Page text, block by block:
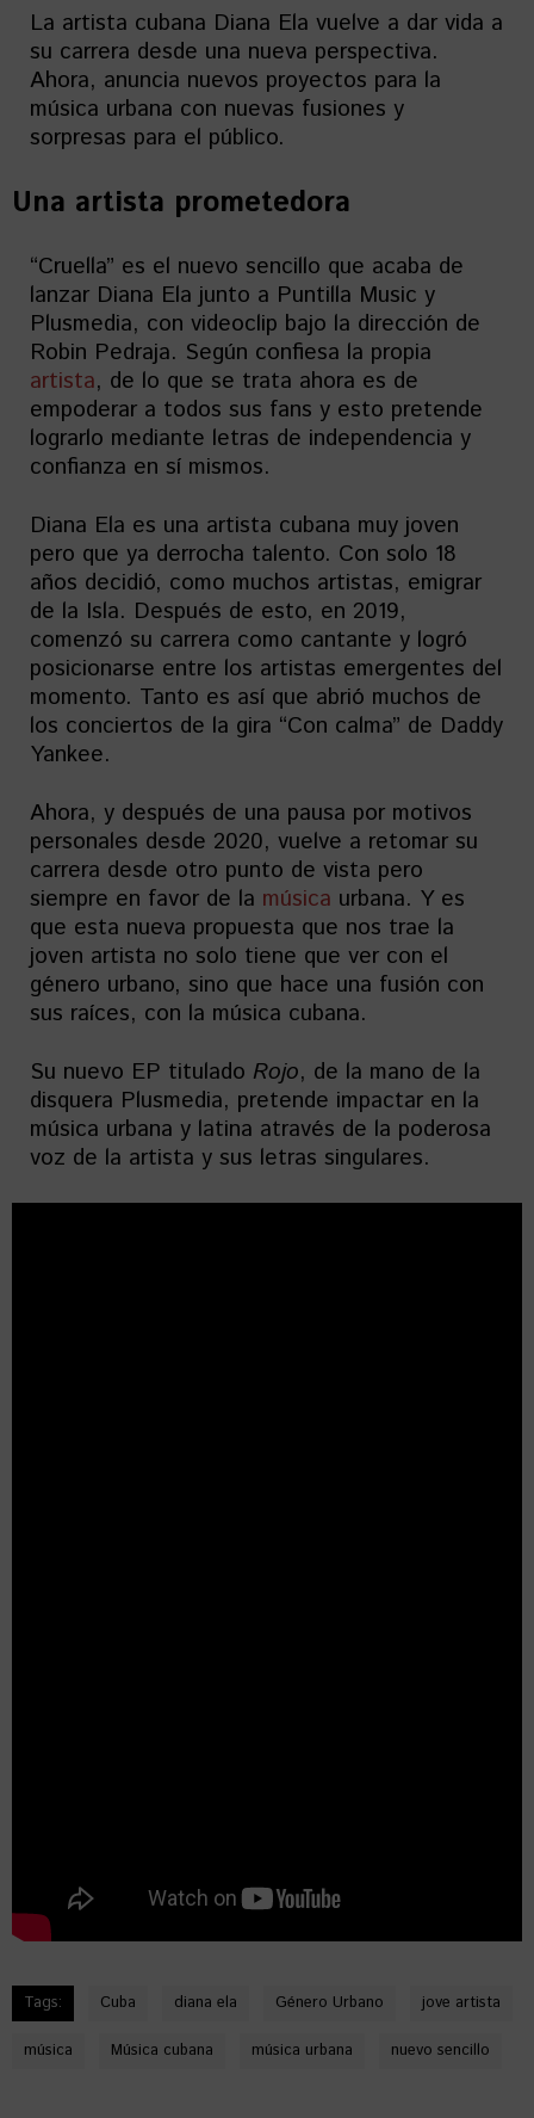
La artista cubana Diana Ela vuelve a dar vida a
su carrera desde una nueva perspectiva.
Ahora, anuncia nuevos proyectos para la
música urbana con nuevas fusiones y
sorpresas para el público.
Una artista prometedora
“Cruella” es el nuevo sencillo que acaba de
lanzar Diana Ela junto a Puntilla Music y
Plusmedia, con videoclip bajo la dirección de
Robin Pedraja. Según confiesa la propia
artista, de lo que se trata ahora es de
empoderar a todos sus fans y esto pretende
lograrlo mediante letras de independencia y
confianza en sí mismos.
Diana Ela es una artista cubana muy joven
pero que ya derrocha talento. Con solo 18
años decidió, como muchos artistas, emigrar
de la Isla. Después de esto, en 2019,
comenzó su carrera como cantante y logró
posicionarse entre los artistas emergentes del
momento. Tanto es así que abrió muchos de
los conciertos de la gira “Con calma” de Daddy
Yankee.
Ahora, y después de una pausa por motivos
personales desde 2020, vuelve a retomar su
carrera desde otro punto de vista pero
siempre en favor de la música urbana. Y es
que esta nueva propuesta que nos trae la
joven artista no solo tiene que ver con el
género urbano, sino que hace una fusión con
sus raíces, con la música cubana.
Su nuevo EP titulado Rojo, de la mano de la
disquera Plusmedia, pretende impactar en la
música urbana y latina através de la poderosa
voz de la artista y sus letras singulares.
Tags: Cuba diana ela Género Urbano jove artista
música Música cubana música urbana nuevo sencillo